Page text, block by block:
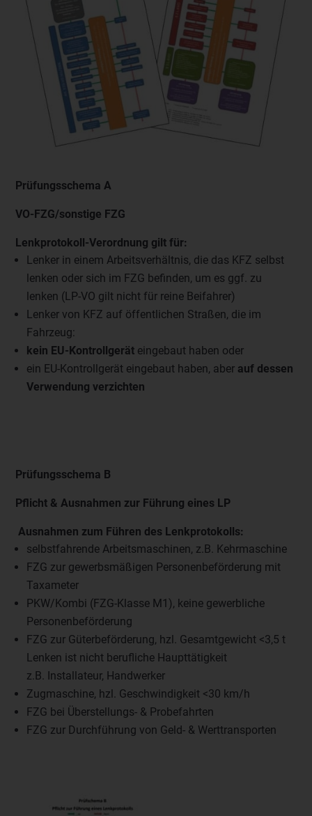
Prüfungsschema A
VO-FZG/sonstige FZG
Lenkprotokoll-Verordnung gilt für:
Lenker in einem Arbeitsverhältnis, die das KFZ selbst
lenken oder sich im FZG befinden, um es ggf. zu
lenken (LP-VO gilt nicht für reine Beifahrer)
Lenker von KFZ auf öffentlichen Straßen, die im
Fahrzeug:
kein EU-Kontrollgerät eingebaut haben oder
ein EU-Kontrollgerät eingebaut haben, aber auf dessen
Verwendung verzichten
Prüfungsschema B
Pflicht & Ausnahmen zur Führung eines LP
Ausnahmen zum Führen des Lenkprotokolls:
selbstfahrende Arbeitsmaschinen, z.B. Kehrmaschine
FZG zur gewerbsmäßigen Personenbeförderung mit
Taxameter
PKW/Kombi (FZG-Klasse M1), keine gewerbliche
Personenbeförderung
FZG zur Güterbeförderung, hzl. Gesamtgewicht <3,5 t
Lenken ist nicht berufliche Haupttätigkeit
z.B. Installateur, Handwerker
Zugmaschine, hzl. Geschwindigkeit <30 km/h
FZG bei Überstellungs- & Probefahrten
FZG zur Durchführung von Geld- & Werttransporten